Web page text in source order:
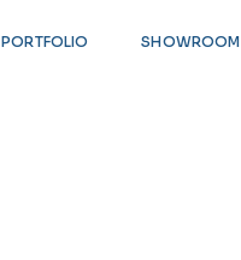
PORTFOLIO SHOWROOM